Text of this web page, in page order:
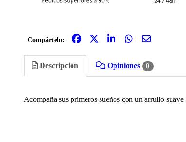
Compártelo:
Descripción Opiniones 0
Acompaña sus primeros sueños con un arrullo